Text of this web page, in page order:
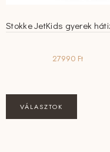
Stokke JetKids gyerek
27990 Ft
VÁLASZTOK
a